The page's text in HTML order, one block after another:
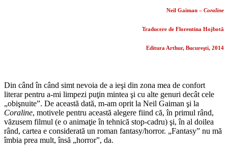
Neil Gaiman – Coraline
Traducere de Florentina Hojbotă
Editura Arthur, Bucureşti, 2014
Din când în când simt nevoia de a ieşi din zona mea de confort
literar pentru a-mi limpezi puţin mintea şi cu alte genuri decât cele
„obişnuite”. De această dată, m-am oprit la Neil Gaiman şi la
Coraline, motivele pentru această alegere fiind că, în primul rând,
văzusem filmul (e o animaţie în tehnică stop-cadru) şi, în al doilea
rând, cartea e considerată un roman fantasy/horror. „Fantasy” nu mă
îmbia prea mult, însă „horror”, da.